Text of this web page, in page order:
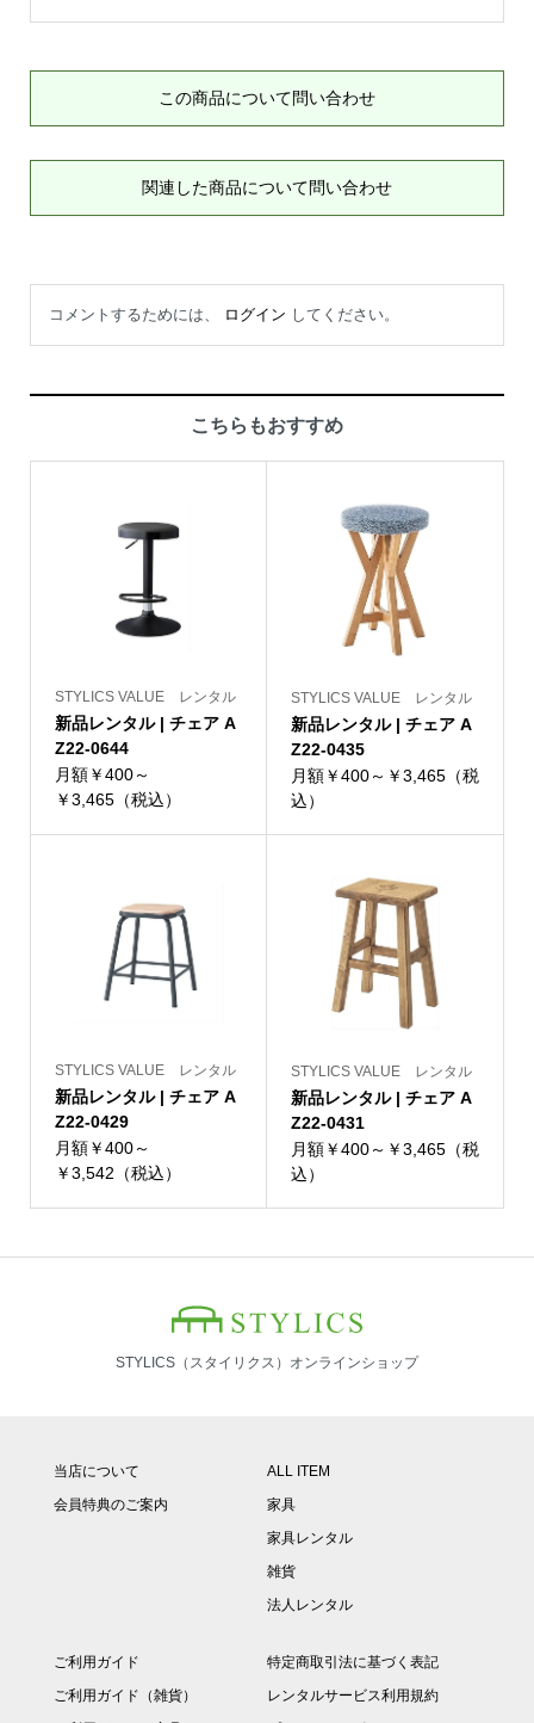
この商品について問い合わせ
関連した商品について問い合わせ
コメントするためには、 ログイン してください。
こちらもおすすめ
STYLICS VALUE レンタル
新品レンタル | チェア A
Z22-0644
月額￥400～
￥3,465（税込）
STYLICS VALUE レンタル
新品レンタル | チェア A
Z22-0435
月額￥400～￥3,465（税
込）
STYLICS VALUE レンタル
新品レンタル | チェア A
Z22-0429
月額￥400～
￥3,542（税込）
STYLICS VALUE レンタル
新品レンタル | チェア A
Z22-0431
月額￥400～￥3,465（税
込）
STYLICS（スタイリクス）オンラインショップ
当店について
会員特典のご案内
ALL ITEM
家具
家具レンタル
雑貨
法人レンタル
ご利用ガイド
ご利用ガイド（雑貨）
特定商取引法に基づく表記
レンタルサービス利用規約